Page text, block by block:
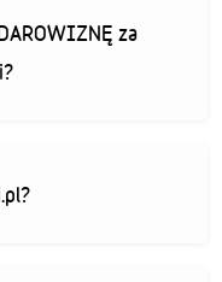
za